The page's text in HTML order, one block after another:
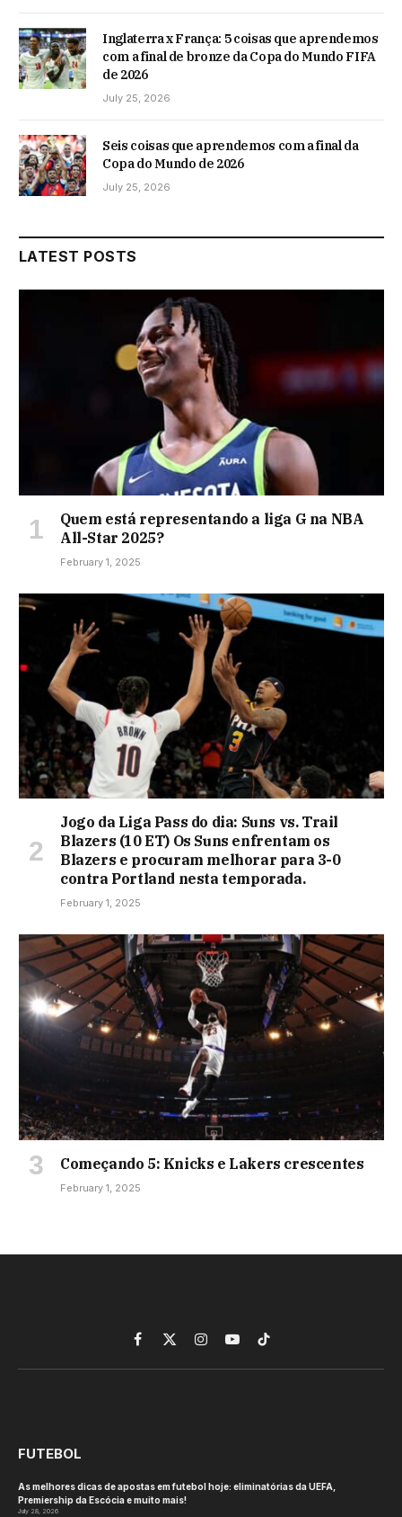
Inglaterra x França: 5 coisas que aprendemos
com a final de bronze da Copa do Mundo FIFA
de 2026
July 25, 2026
Seis coisas que aprendemos com a final da
Copa do Mundo de 2026
July 25, 2026
LATEST POSTS
Quem está representando a liga G na NBA
All-Star 2025?
February 1, 2025
Jogo da Liga Pass do dia: Suns vs. Trail
Blazers (10 ET) Os Suns enfrentam os
Blazers e procuram melhorar para 3-0
contra Portland nesta temporada.
February 1, 2025
Começando 5: Knicks e Lakers crescentes
February 1, 2025
Facebook
X
(Twitter)
InstagramYouTubeTikTok
FUTEBOL
As melhores dicas de apostas em futebol hoje: eliminatórias da UEFA,
Premiership da Escócia e muito mais!
July 28, 2026